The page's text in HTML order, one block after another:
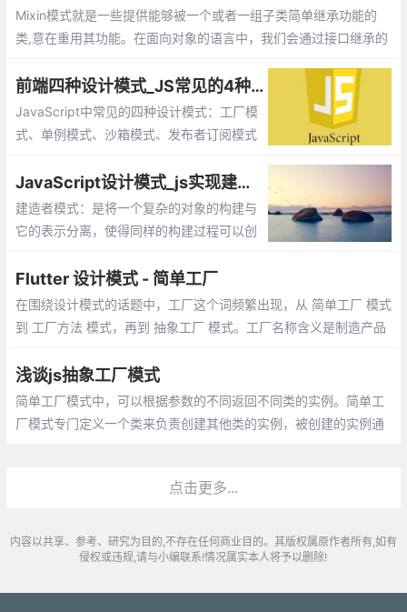
臃肿的情况。
Mixin模式就是一些提供能够被一个或者一组子类简单继承功能的
类,意在重用其功能。在面向对象的语言中，我们会通过接口继承的
前端四种设计模式_JS常见的4种模式
JavaScript中常见的四种设计模式：工厂模
式、单例模式、沙箱模式、发布者订阅模式
JavaScript设计模式_js实现建造者模式
建造者模式：是将一个复杂的对象的构建与
它的表示分离，使得同样的构建过程可以创
个类的模式，而建造者模式则是将各种产品
集中起来进行管理，用来创建复合对象
Flutter 设计模式 - 简单工厂
在围绕设计模式的话题中，工厂这个词频繁出现，从 简单工厂 模式
到 工厂方法 模式，再到 抽象工厂 模式。工厂名称含义是制造产品
建型模式
浅谈js抽象工厂模式
简单工厂模式中，可以根据参数的不同返回不同类的实例。简单工
厂模式专门定义一个类来负责创建其他类的实例，被创建的实例通
点击更多...
内容以共享、参考、研究为目的,不存在任何商业目的。其版权属原作者所有,如有
侵权或违规,请与小编联系!情况属实本人将予以删除!